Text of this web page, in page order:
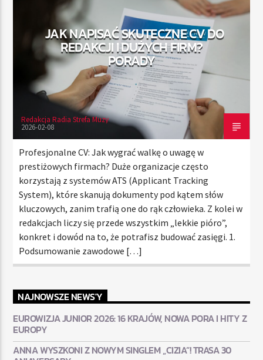
TERAZ
RADIO STREFA MUZY
00:00 21:00
JAK NAPISAĆ SKUTECZNE CV DO
REDAKCJI I DUŻYCH FIRM?
PORADY
Redakcja Radia Strefa Muzy
2026-02-08
Profesjonalne CV: Jak wygrać walkę o uwagę w
prestiżowych firmach? Duże organizacje często
korzystają z systemów ATS (Applicant Tracking
System), które skanują dokumenty pod kątem słów
kluczowych, zanim trafią one do rąk człowieka. Z kolei w
redakcjach liczy się przede wszystkim „lekkie pióro”,
konkret i dowód na to, że potrafisz budować zasięgi. 1.
Podsumowanie zawodowe […]
NAJNOWSZE NEWS'Y
EUROWIZJA JUNIOR 2026: 16 KRAJÓW, NOWA PORA I HITY Z
EUROPY
ANNA WYSZKONI Z NOWYM SINGLEM „CIZIA”! TRASA 30